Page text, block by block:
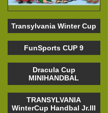
Transylvania Winter Cup
FunSports CUP 9
Dracula Cup
MINIHANDBAL
TRANSYLVANIA
WinterCup Handbal Jr.III